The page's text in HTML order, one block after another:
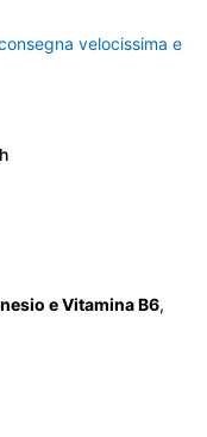
velocissima e
e Vitamina B6,